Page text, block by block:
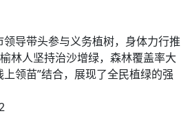
导带头参与义务植树，身体力行推
林人坚持治沙增绿，森林覆盖率大
领苗”结合，展现了全民植绿的强